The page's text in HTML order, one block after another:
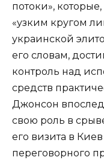
потоки»,
«узким кругом
украинской
его словам,
контроль над
средств
Джонсон
свою роль в
его визита в
переговорного